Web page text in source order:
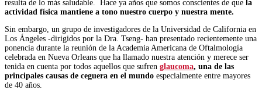
resulta de lo más saludable. Hace ya años que somos conscientes de que la
actividad física mantiene a tono nuestro cuerpo y nuestra mente.
Sin embargo, un grupo de investigadores de la Universidad de California en
Los Ángeles -dirigidos por la Dra. Tseng- han presentado recientemente una
ponencia durante la reunión de la Academia Americana de Oftalmología
celebrada en Nueva Orleans que ha llamado nuestra atención y merece ser
tenida en cuenta por todos aquellos que sufren glaucoma, una de las
principales causas de ceguera en el mundo especialmente entre mayores
de 40 años.